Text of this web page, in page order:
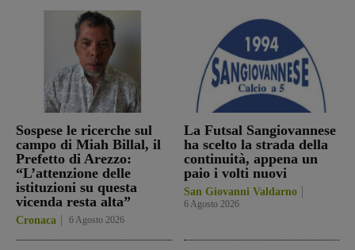
Sospese le ricerche sul
campo di Miah Billal, il
Prefetto di Arezzo:
“L’attenzione delle
istituzioni su questa
vicenda resta alta”
Cronaca 6 Agosto 2026
La Futsal Sangiovannese
ha scelto la strada della
continuità, appena un
paio i volti nuovi
San Giovanni Valdarno
6 Agosto 2026